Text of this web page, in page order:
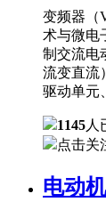
变频器（
术与微电
制交流电
流变直流
驱动单元
1145人
点击关
电动机